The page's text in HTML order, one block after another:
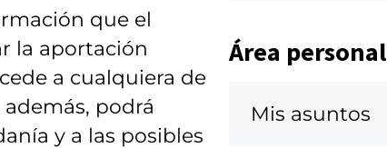
que el
la aportación
a cualquiera de
podrá
y a las posibles
Área personal
Mis asuntos